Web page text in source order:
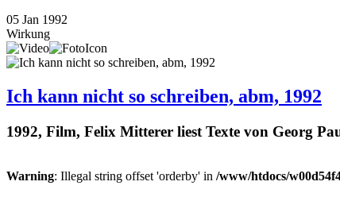
05 Jan 1992
Wirkung
Ich kann nicht so schreiben, abm, 1992
1992, Film, Felix Mitterer liest Texte von Georg
Warning: Illegal string offset 'orderby' in /www/htdocs/